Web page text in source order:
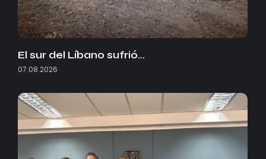
El sur del Líbano sufrió…
07.08.2026